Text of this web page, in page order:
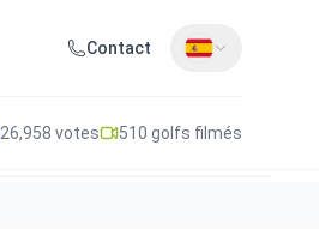
Contact
26,958 votes 510 golfs filmés